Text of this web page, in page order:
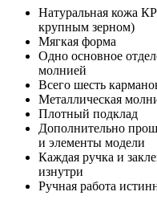
Натуральная кожа
крупным зерном)
Мягкая форма
Одно основное
молнией
Всего шесть
Металлическая
Плотный подклад
Дополнительно
и элементы модели
Каждая ручка и
изнутри
Ручная работа